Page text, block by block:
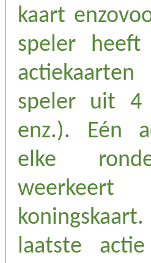
kaart
speler
speler uit 4
enz.). Eén
elke
laatste